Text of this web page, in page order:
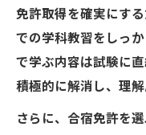
免許取得を確実にす
での学科教習をしっ
で学ぶ内容は試験に
積極的に解消し、理解
さらに、合宿免許を